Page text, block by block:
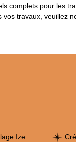
complets pour les
vos travaux, veuillez
Ize